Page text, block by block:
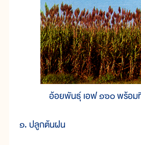
อ้อยพันธุ์ เอฟ ๑๖๐ พร้อมที่
๑. ปลูกต้นฝน